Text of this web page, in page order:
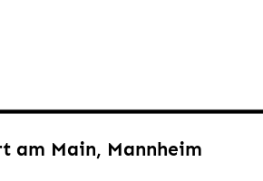
am Main, Mannheim